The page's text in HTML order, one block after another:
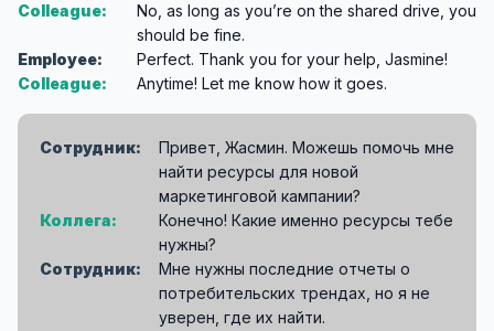
Colleague:
No, as long as you’re on the shared drive, you
should be fine.
Employee:
Perfect. Thank you for your help, Jasmine!
Colleague:
Anytime! Let me know how it goes.
Сотрудник:
Привет, Жасмин. Можешь помочь мне
найти ресурсы для новой
маркетинговой кампании?
Коллега:
Конечно! Какие именно ресурсы тебе
нужны?
Сотрудник:
Мне нужны последние отчеты о
потребительских трендах, но я не
уверен, где их найти.